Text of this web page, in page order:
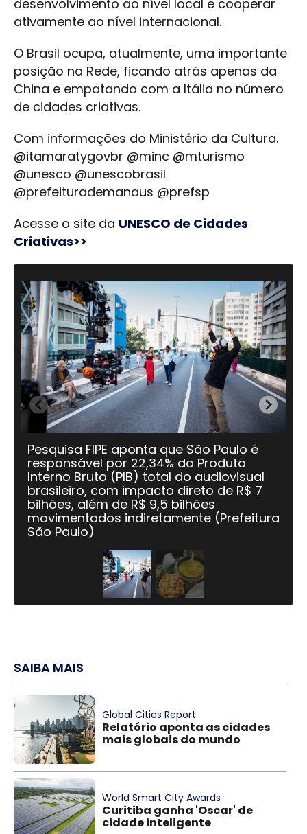
desenvolvimento ao nível local e cooperar
ativamente ao nível internacional.
O Brasil ocupa, atualmente, uma importante
posição na Rede, ficando atrás apenas da
China e empatando com a Itália no número
de cidades criativas.
Com informações do Ministério da Cultura.
@itamaratygovbr @minc @mturismo
@unesco @unescobrasil
@prefeiturademanaus @prefsp
Acesse o site da UNESCO de Cidades
Criativas>>
Pesquisa FIPE aponta que São Paulo é
responsável por 22,34% do Produto
Interno Bruto (PIB) total do audiovisual
brasileiro, com impacto direto de R$ 7
bilhões, além de R$ 9,5 bilhões
movimentados indiretamente (Prefeitura
São Paulo)
SAIBA MAIS
Global Cities Report
Relatório aponta as cidades
mais globais do mundo
World Smart City Awards
Curitiba ganha 'Oscar' de
cidade inteligente